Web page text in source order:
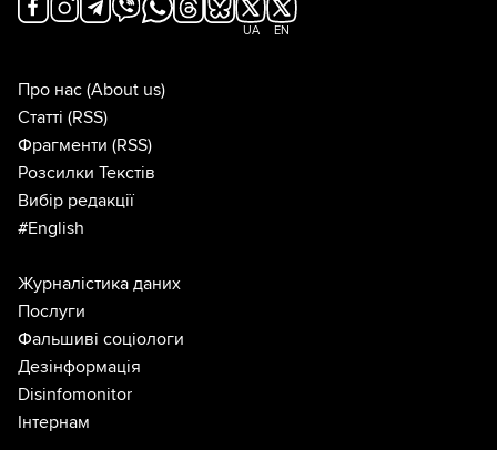
UA EN
Про нас (About us)
Статті (RSS)
Фрагменти (RSS)
Розсилки Текстів
Вибір редакції
#English
Журналістика даних
Послуги
Фальшиві соціологи
Дезінформація
Disinfomonitor
Інтернам